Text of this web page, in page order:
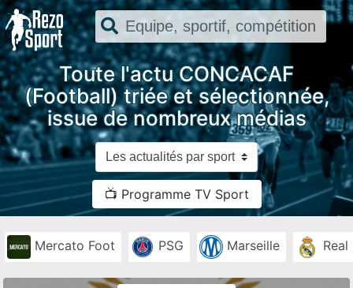
Toute l'actu CONCACAF
(Football) triée et sélectionnée,
issue de nombreux médias
📺 Programme TV Sport
Mercato Foot PSG Marseille